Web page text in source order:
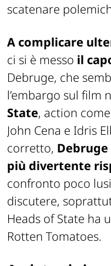
scatenare
A complicare
ci si è messo il
Debruge, che
l’embargo sul film
State, action
John Cena e Idris
corretto,
più divertente
confronto poco
discutere,
Heads of State ha
Rotten Tomatoes.